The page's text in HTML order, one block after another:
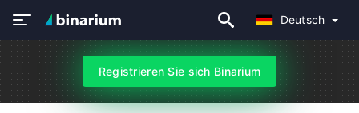
Deutsch
Registrieren Sie sich Binarium